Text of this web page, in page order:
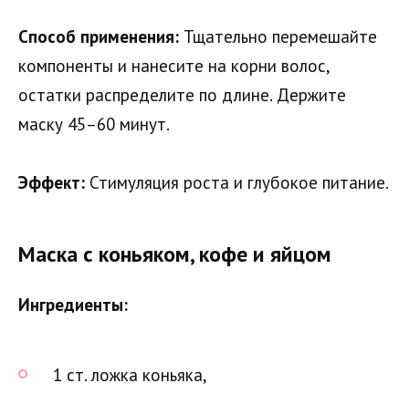
Способ применения: Тщательно перемешайте
компоненты и нанесите на корни волос,
остатки распределите по длине. Держите
маску 45–60 минут.
Эффект: Стимуляция роста и глубокое питание.
Маска с коньяком, кофе и яйцом
Ингредиенты:
1 ст. ложка коньяка,